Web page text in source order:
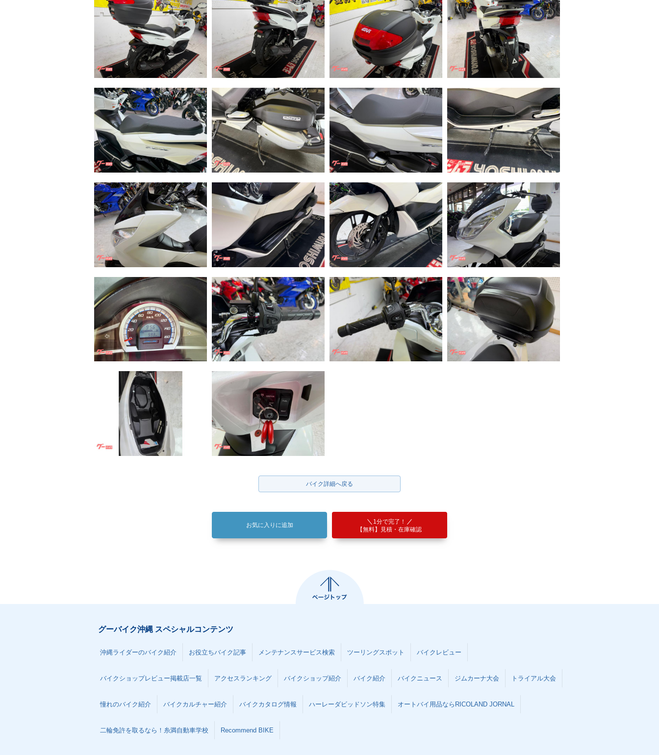
バイク詳細へ戻る
お気に入りに追加
1分で完了！
【無料】見積・在庫確認
グーバイク沖縄 スペシャルコンテンツ
沖縄ライダーのバイク紹介 お役立ちバイク記事 メンテナンスサービス検索 ツーリングスポット バイクレビュー
バイクショップレビュー掲載店一覧 アクセスランキング バイクショップ紹介 バイク紹介 バイクニュース ジムカーナ大会 トライアル大会
憧れのバイク紹介 バイクカルチャー紹介 バイクカタログ情報 ハーレーダビッドソン特集 オートバイ用品ならRICOLAND JORNAL
二輪免許を取るなら！糸満自動車学校 Recommend BIKE